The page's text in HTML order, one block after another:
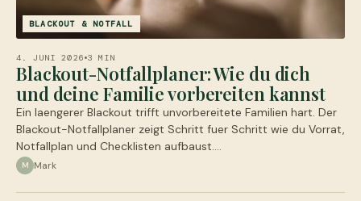
BLACKOUT & NOTFALL
4. JUNI 2026 3 MIN
Blackout-Notfallplaner: Wie du dich
und deine Familie vorbereiten kannst
Ein laengerer Blackout trifft unvorbereitete Familien hart. Der
Blackout-Notfallplaner zeigt Schritt fuer Schritt wie du Vorrat,
Notfallplan und Checklisten aufbaust.…
M Mark